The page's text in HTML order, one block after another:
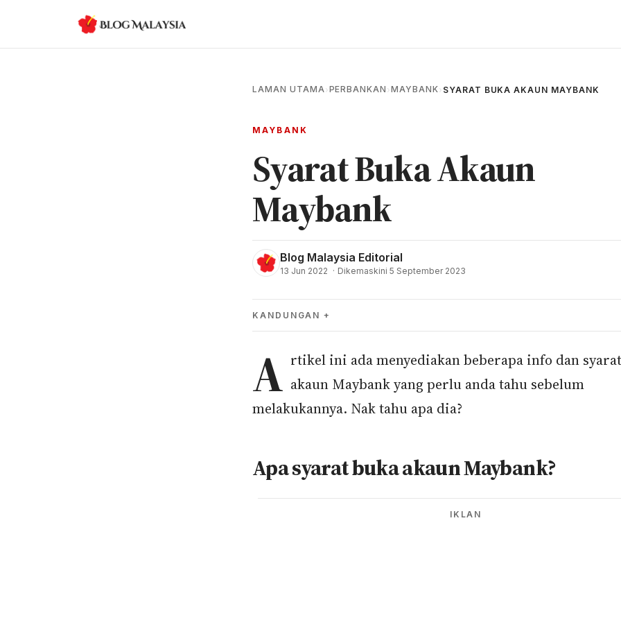
LAMAN UTAMA› PERBANKAN ›MAYBANK› SYARAT BUKA AKAUN MAYBANK
MAYBANK
Syarat Buka Akaun
Maybank
Blog Malaysia Editorial
13 Jun 2022 · Dikemaskini 5 September 2023
KANDUNGAN
A rtikel ini ada menyediakan beberapa info dan
akaun Maybank yang perlu anda tahu sebelum
melakukannya. Nak tahu apa dia?
Apa syarat buka akaun Maybank?
IKLAN